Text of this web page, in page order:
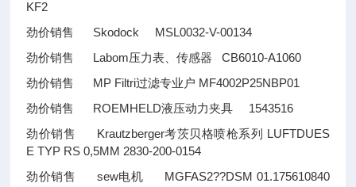
KF2
劲价销售 Skodock MSL0032-V-00134
劲价销售 Labom压力表、传感器 CB6010-A1060
劲价销售 MP Filtri过滤专业户 MF4002P25NBP01
劲价销售 ROEMHELD液压动力夹具 1543516
劲价销售 Krautzberger考茨贝格喷枪系列 LUFTDUES
E TYP RS 0,5MM 2830-200-0154
劲价销售 sew电机 MGFAS2??DSM 01.175610840